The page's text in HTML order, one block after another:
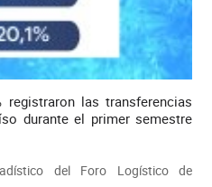
registraron las transferencias
durante el primer semestre
del Foro Logístico de